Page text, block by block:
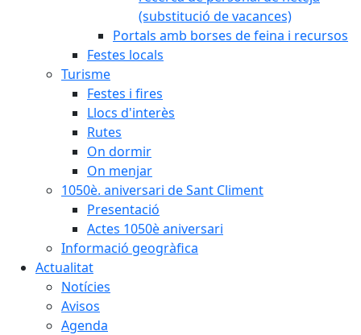
(substitució de vacances)
Portals amb borses de feina i recursos
Festes locals
Turisme
Festes i fires
Llocs d'interès
Rutes
On dormir
On menjar
1050è. aniversari de Sant Climent
Presentació
Actes 1050è aniversari
Informació geogràfica
Actualitat
Notícies
Avisos
Agenda